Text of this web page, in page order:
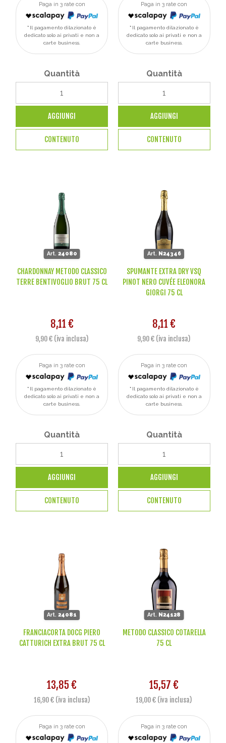
Paga in 3 rate con
Il pagamento dilazionato è
dedicato solo ai privati e non a
carte business.
Quantità
AGGIUNGI
CONTENUTO
Paga in 3 rate con
Il pagamento dilazionato è
dedicato solo ai privati e non a
carte business.
Quantità
AGGIUNGI
CONTENUTO
Art. 24080
CHARDONNAY METODO CLASSICO
TERRE BENTIVOGLIO BRUT 75 CL
8,11 €
9,90 € (iva inclusa)
Paga in 3 rate con
Il pagamento dilazionato è
dedicato solo ai privati e non a
carte business.
Quantità
AGGIUNGI
CONTENUTO
Art. N24346
SPUMANTE EXTRA DRY VSQ
PINOT NERO CUVÉE ELEONORA
GIORGI 75 CL
8,11 €
9,90 € (iva inclusa)
Paga in 3 rate con
Il pagamento dilazionato è
dedicato solo ai privati e non a
carte business.
Quantità
AGGIUNGI
CONTENUTO
Art.24081
FRANCIACORTA DOCG PIERO
CATTURICH EXTRA BRUT 75 CL
13,85 €
16,90 € (iva inclusa)
Paga in 3 rate con
Art. N24128
METODO CLASSICO COTARELLA
75 CL
15,57 €
19,00 € (iva inclusa)
Paga in 3 rate con